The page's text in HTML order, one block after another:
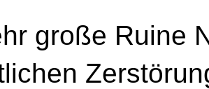
große Ruine